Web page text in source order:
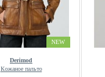
NEW
Derimod
Кожаное пальто